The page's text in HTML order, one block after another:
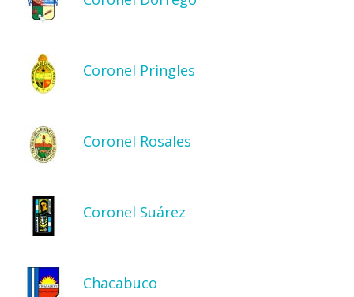
Coronel Pringles
Coronel Rosales
Coronel Suárez
Chacabuco